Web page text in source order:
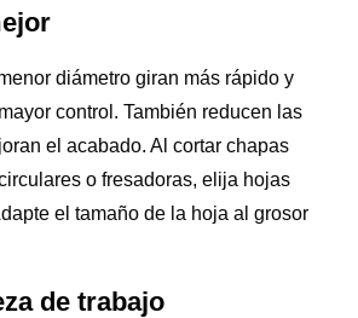
diámetro giran más rápido y
control. También reducen las
el acabado. Al cortar chapas
o fresadoras, elija hojas
el tamaño de la hoja al grosor
de trabajo